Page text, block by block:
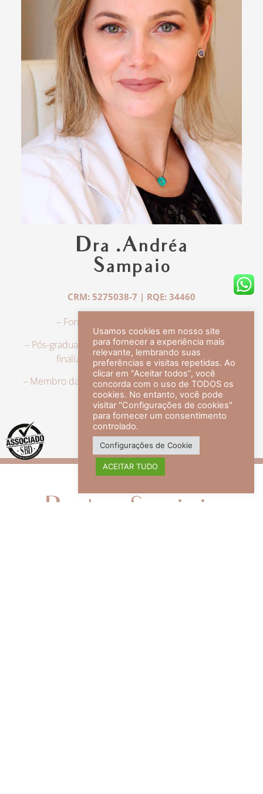
Dra .Andréa
Sampaio
CRM: 5275038-7 | RQE: 34460
– Formação em Medicina pela UFRJ.
– Pós-graduação em Dermatologia pela UFRJ, tendo
finalizado a especialização em 2007.
– Membro da Sociedade Brasileira de Dermatologia,
com título de especialista.
veja mais +
Redes Sociais
Usamos cookies em nosso site
para fornecer a experiência mais
relevante, lembrando suas
preferências e visitas repetidas. Ao
clicar em “Aceitar todos”, você
concorda com o uso de TODOS os
cookies. No entanto, você pode
visitar "Configurações de cookies"
para fornecer um consentimento
controlado.
Configurações de Cookie
ACEITAR TUDO